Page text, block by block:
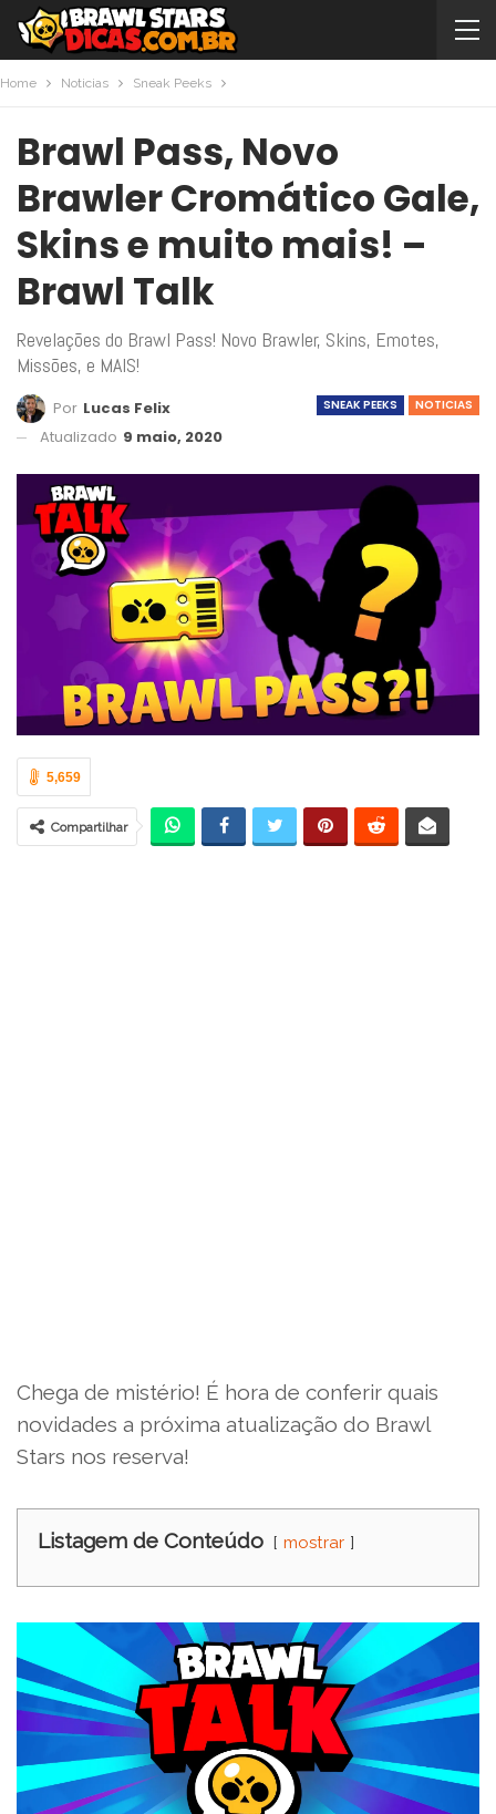
Home Noticias Sneak Peeks
Brawl Pass, Novo
Brawler Cromático Gale,
Skins e muito mais! –
Brawl Talk
Revelações do Brawl Pass! Novo Brawler, Skins, Emotes,
Missões, e MAIS!
SNEAK PEEKS NOTICIAS
Por Lucas Felix
Atualizado 9 maio, 2020
5,659
Compartilhar
Chega de mistério! É hora de conferir quais
novidades a próxima atualização do Brawl
Stars nos reserva!
Listagem de Conteúdo mostrar